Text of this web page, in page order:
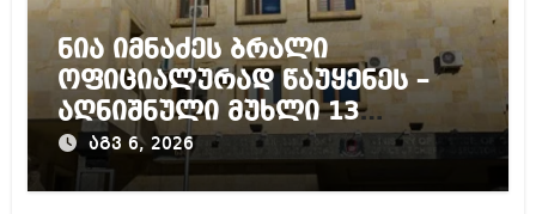
ნია იმნაძეს ბრალი
ოფიციალურად წაუყენეს –
აღნიშნული მუხლი 13
წლამდე პატიმრობას
ითვალისწინებს
აგვ 6, 2026